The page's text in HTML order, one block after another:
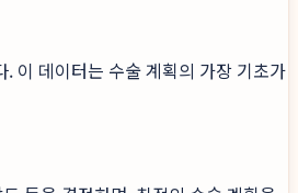
이 데이터는 수술 계획의 가장 기초가